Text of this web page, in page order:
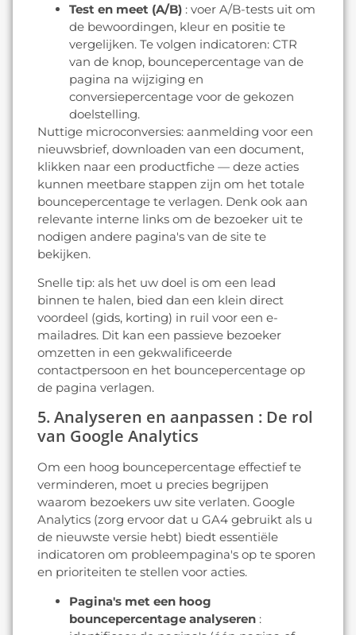
Test en meet (A/B) : voer A/B-tests uit om
de bewoordingen, kleur en positie te
vergelijken. Te volgen indicatoren: CTR
van de knop, bouncepercentage van de
pagina na wijziging en
conversiepercentage voor de gekozen
doelstelling.
Nuttige microconversies: aanmelding voor een
nieuwsbrief, downloaden van een document,
klikken naar een productfiche — deze acties
kunnen meetbare stappen zijn om het totale
bouncepercentage te verlagen. Denk ook aan
relevante interne links om de bezoeker uit te
nodigen andere pagina's van de site te
bekijken.
Snelle tip: als het uw doel is om een lead
binnen te halen, bied dan een klein direct
voordeel (gids, korting) in ruil voor een e-
mailadres. Dit kan een passieve bezoeker
omzetten in een gekwalificeerde
contactpersoon en het bouncepercentage op
de pagina verlagen.
5. Analyseren en aanpassen : De rol
van Google Analytics
Om een hoog bouncepercentage effectief te
verminderen, moet u precies begrijpen
waarom bezoekers uw site verlaten. Google
Analytics (zorg ervoor dat u GA4 gebruikt als u
de nieuwste versie hebt) biedt essentiële
indicatoren om probleempagina's op te sporen
en prioriteiten te stellen voor acties.
Pagina's met een hoog
bouncepercentage analyseren :